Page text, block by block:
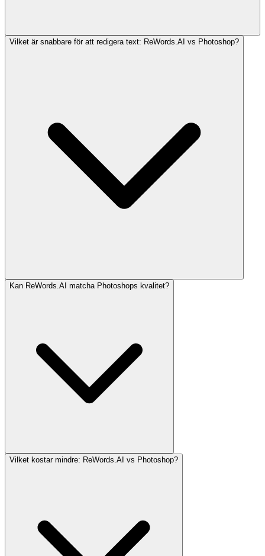
Vilket är snabbare för att redigera text: ReWords.AI vs Photoshop?
Kan ReWords.AI matcha Photoshops kvalitet?
Vilket kostar mindre: ReWords.AI vs Photoshop?